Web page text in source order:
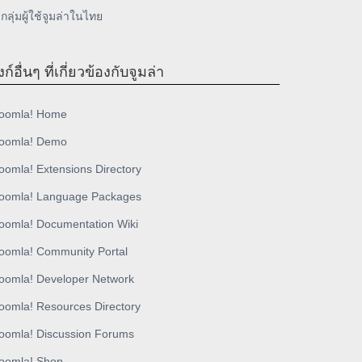
กลุ่มผู้ใช้จูมล่าในไทย
ก์อื่นๆ ที่เกี่ยวข้องกับจูมล่า
Home
Demo
Extensions Directory
Language Packages
Documentation Wiki
Community Portal
Developer Network
Resources Directory
Discussion Forums